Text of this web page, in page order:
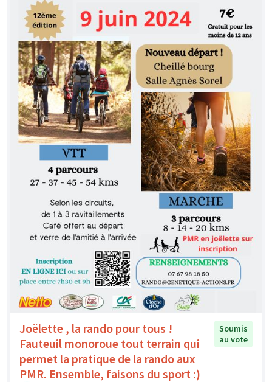
Joëlette , la rando pour tous !
Fauteuil monoroue tout terrain qui
permet la pratique de la rando aux
PMR. Ensemble, faisons du sport :)
Soumis
au vote